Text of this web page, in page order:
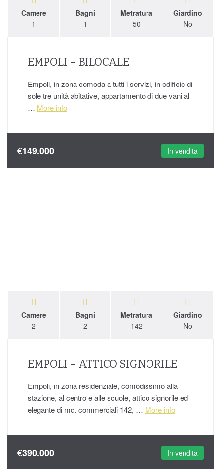
Camere
1
Bagni
1
Metratura
50
Giardino
No
EMPOLI – BILOCALE
Empoli, in zona comoda a tutti i servizi, in edificio di
sole tre unità abitative, appartamento di due vani al
… More info
€149.000 In vendita
Camere
2
Bagni
2
Metratura
142
Giardino
No
EMPOLI – ATTICO SIGNORILE
Empoli, in zona residenziale, comodissimo alla
stazione, al centro e alle scuole, attico signorile ed
elegante di mq. commerciali 142, … More info
€390.000 In vendita